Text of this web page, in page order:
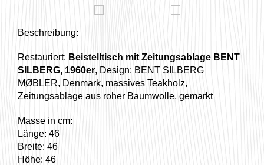
Beschreibung:
Restauriert: Beistelltisch mit Zeitungsablage BENT
SILBERG, 1960er, Design: BENT SILBERG
MØBLER, Denmark, massives Teakholz,
Zeitungsablage aus roher Baumwolle, gemarkt
Masse in cm:
Länge: 46
Breite: 46
Höhe: 46